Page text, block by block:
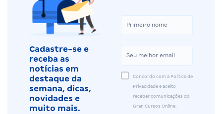
Cadastre-se e
receba as
notícias em
destaque da
semana, dicas,
novidades e
muito mais.
Concordo com a Política de
Privacidade e aceito
receber comunicações do
Gran Cursos Online.